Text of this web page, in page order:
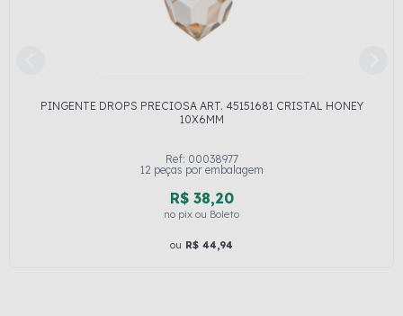
PINGENTE DROPS PRECIOSA ART. 45151681 CRISTAL HONEY
10X6MM
Ref: 00038977
12 peças por embalagem
R$ 38,20
no pix ou Boleto
ou R$ 44,94